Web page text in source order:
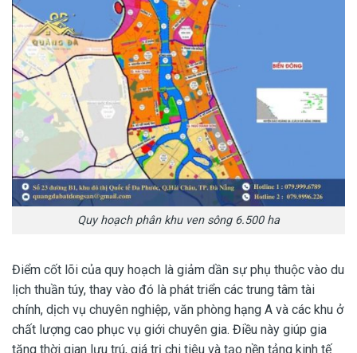
Quy hoạch phân khu ven sông 6.500 ha
Điểm cốt lõi của quy hoạch là giảm dần sự phụ thuộc vào du
lịch thuần túy, thay vào đó là phát triển các trung tâm tài
chính, dịch vụ chuyên nghiệp, văn phòng hạng A và các khu ở
chất lượng cao phục vụ giới chuyên gia. Điều này giúp gia
tăng thời gian lưu trú, giá trị chi tiêu và tạo nền tảng kinh tế